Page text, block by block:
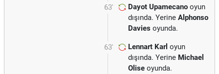
63' Dayot Upamecano oyun
dışında. Yerine Alphonso
Davies oyunda.
63' Lennart Karl oyun
dışında. Yerine Michael
Olise oyunda.